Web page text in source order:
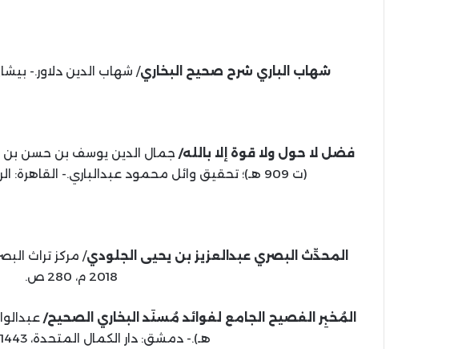
شهاب الباري شرح صحيح البخاري/ شهاب الدين دلاور.- بيشاور:
فضل لا حول ولا قوة إلا بالله/ جمال الدين يوسف بن حسن بن
(ت 909 هـ)؛ تحقيق وائل محمود عبدالباري.- القاهرة: الروضة للنشر، 1443 هـ؟، 2021 م.
المحدِّث البصري عبدالعزيز بن يحيى الجلودي
2018 م، 280 ص.
المُخبِر الفصيح الجامع لفوائد مُسنَد البخاري الصحيح/
هـ).- دمشق: دار الكمال المتحدة، 1443 هـ، 2021 م؟